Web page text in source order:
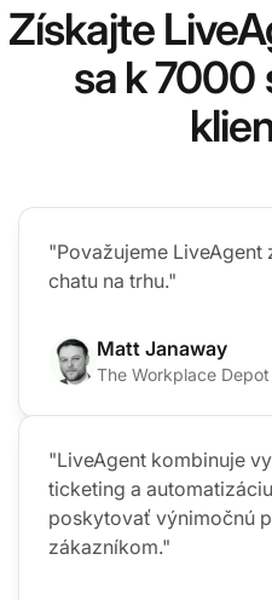
Získajte
sa k 7000
"Považujeme LiveAgent
chatu na trhu."
Matt Janaway
The Workplace Depot
"LiveAgent kombinuje
ticketing a
poskytovať výnimočnú
zákazníkom."